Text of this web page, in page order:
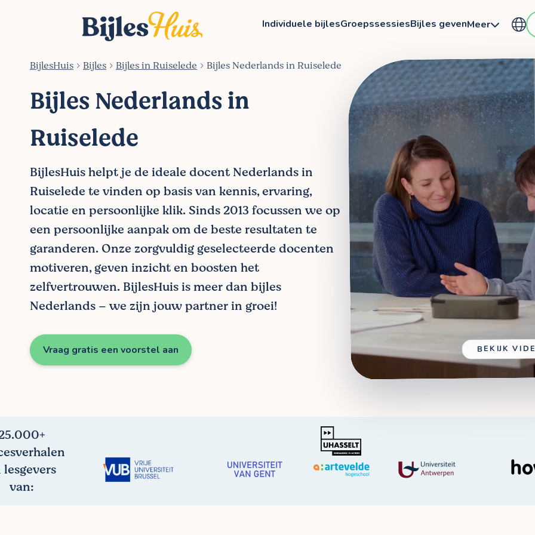
Individuele bijlesGroepssessiesBijles gevenMeer
BijlesHuis Bijles Bijles in Ruiselede Bijles Nederlands in Ruiselede
Bijles Nederlands in
Ruiselede
BijlesHuis helpt je de ideale docent Nederlands in
Ruiselede te vinden op basis van kennis, ervaring,
locatie en persoonlijke klik. Sinds 2013 focussen we op
een persoonlijke aanpak om de beste resultaten te
garanderen. Onze zorgvuldig geselecteerde docenten
motiveren, geven inzicht en boosten het
zelfvertrouwen. BijlesHuis is meer dan bijles
Nederlands – we zijn jouw partner in groei!
Vraag gratis een voorstel aan BEKIJK
lesgevers
van: